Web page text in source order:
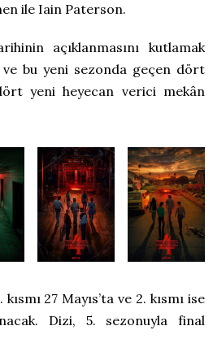
ile Iain Paterson.
açıklanmasını kutlamak
ve bu yeni sezonda geçen dört
yeni heyecan verici mekân
27 Mayıs’ta ve 2. kısmı ise
Dizi, 5. sezonuyla final